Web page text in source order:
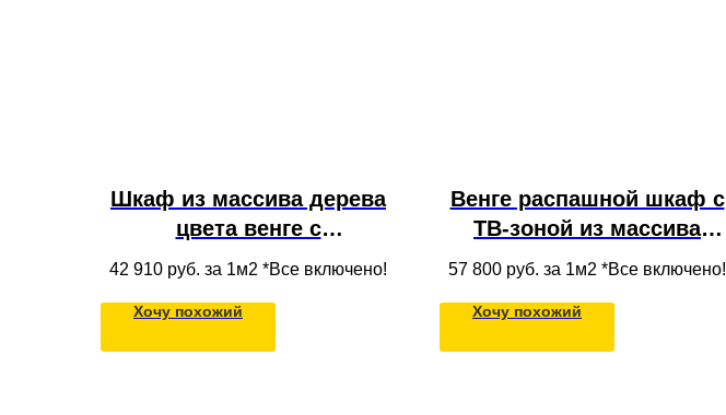
Шкаф из массива дерева
цвета венге с
вместительными
полками и стеклянными
дверцами, встроенный в
42 910 руб. за 1м2 *Все включено!
Хочу похожий
Венге распашной шкаф с
ТВ-зоной из массива
дерева для спальни во
57 800 руб. за 1м2 *Все включено!
Хочу похожий